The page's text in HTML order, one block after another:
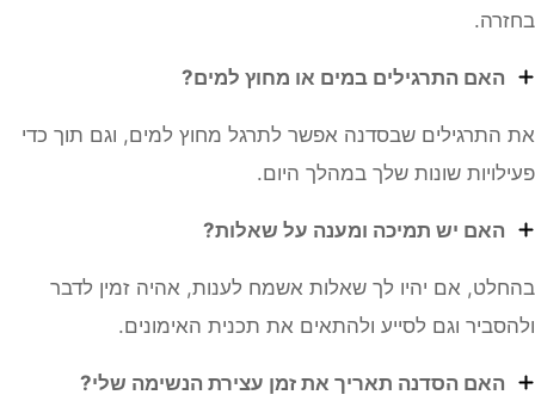
האם התרגילים במים או מחוץ למים?
שבסדנה אפשר לתרגל מחוץ למים, וגם תוך כדי
שונות שלך במהלך היום.
האם יש תמיכה ומענה על שאלות?
אם יהיו לך שאלות אשמח לענות, אהיה זמין לדבר
וגם לסייע ולהתאים את תכנית האימונים.
האם הסדנה תאריך את זמן עצירת הנשימה שלי?